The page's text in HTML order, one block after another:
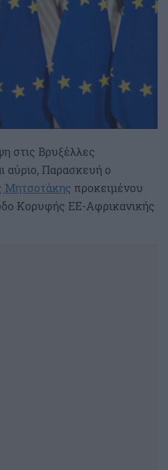
στις Βρυξέλλες
αύριο, Παρασκευή ο
Μητσοτάκης προκειμένου
Kορυφής ΕΕ-Αφρικανικής